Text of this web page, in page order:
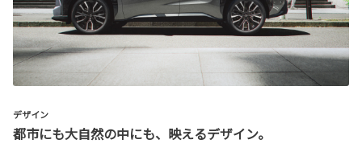
デザイン
都市にも大自然の中にも、映えるデザイン。